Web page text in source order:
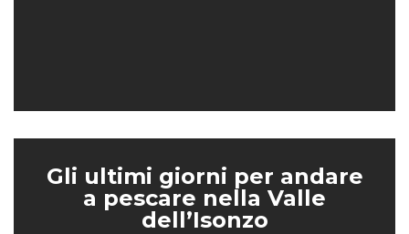
Gli ultimi giorni per andare
a pescare nella Valle
dell’Isonzo